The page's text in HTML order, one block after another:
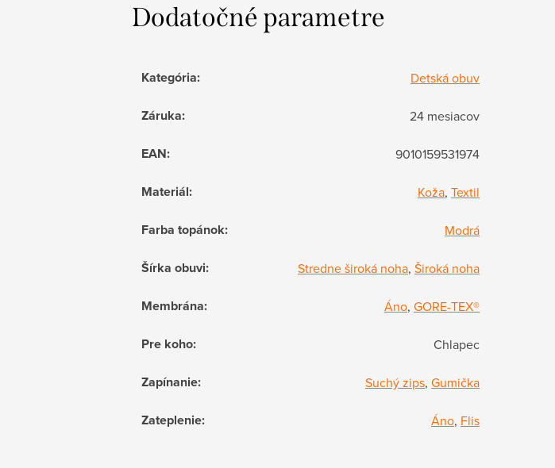
Dodatočné parametre
Kategória: Detská obuv
Záruka: 24 mesiacov
EAN: 9010159531974
Materiál: Koža, Textil
Farba topánok: Modrá
Šírka obuvi: Stredne široká noha, Široká noha
Membrána: Áno, GORE-TEX®
Pre koho: Chlapec
Zapínanie: Suchý zips, Gumička
Zateplenie: Áno, Flis